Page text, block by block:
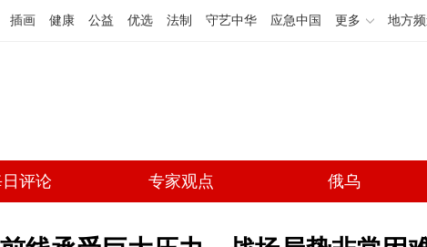
插画 健康 公益 优选 法制 守艺中华 应急中国 更多 地方
评论 专家观点 俄乌